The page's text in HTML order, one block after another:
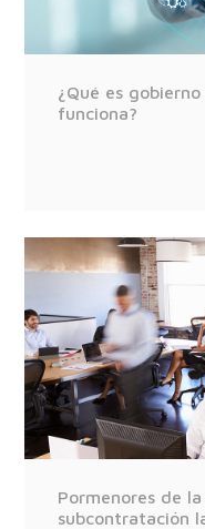
¿Qué es
funciona?
Pormenores de
subcontratación